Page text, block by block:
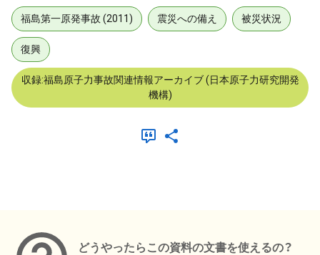
福島第一原発事故 (2011) 震災への備え 被災状況
復興
収録:福島原子力事故関連情報アーカイブ (日本原子力研究開発
機構)
どうやったらこの資料の文書を使えるの？